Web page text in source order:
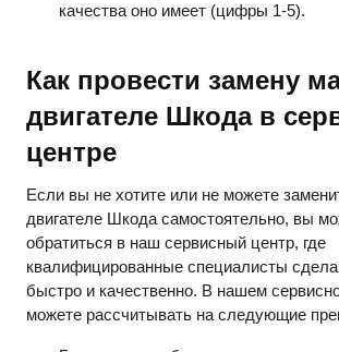
качества оно имеет (цифры 1-5).
Как провести замену
двигателе Шкода в
центре
Если вы не хотите или не можете
двигателе Шкода самостоятельно, вы
обратиться в наш сервисный центр, где
квалифицированные специалисты
быстро и качественно. В нашем
можете рассчитывать на следующие